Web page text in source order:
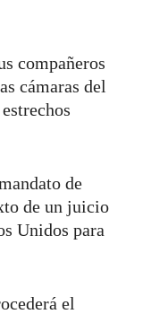
compañeros
cámaras del
de
de un juicio
Unidos para
el